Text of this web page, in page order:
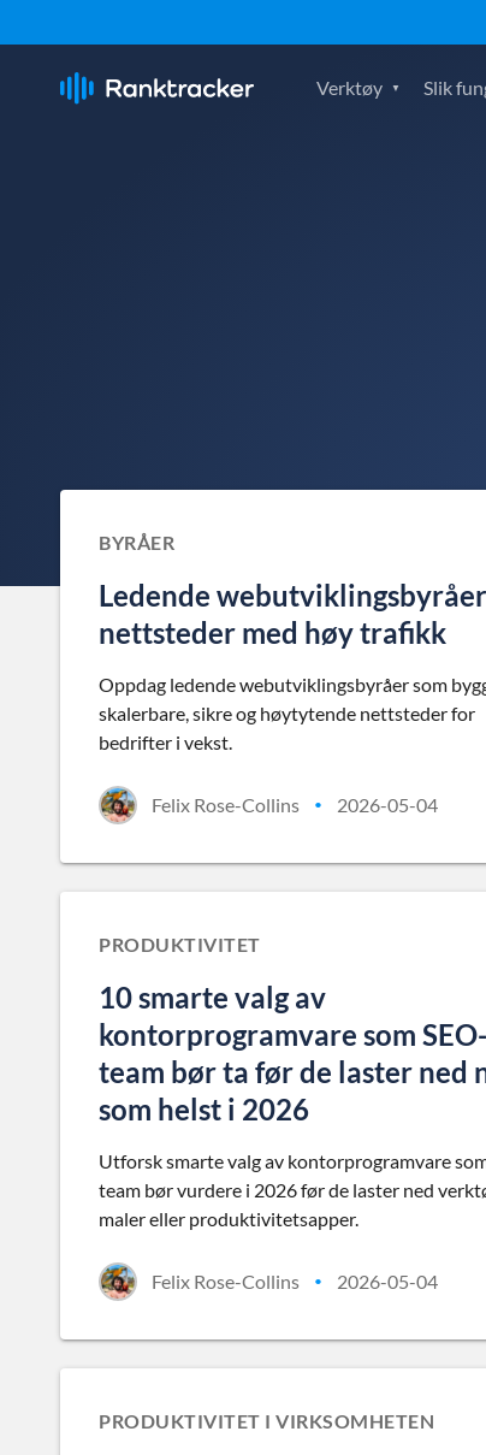
Verktøy Slik
BYRÅER
Ledende
nettsteder med høy trafikk
Oppdag ledende webutviklingsbyråer som
skalerbare, sikre og høytytende nettsteder for
bedrifter i vekst.
Felix Rose-Collins • 2026-05-04
PRODUKTIVITET
10 smarte valg av
kontorprogramvare som SEO-
team bør ta før de laster ned
som helst i 2026
Utforsk smarte valg av kontorprogramvare
team bør vurdere i 2026 før de laster ned
maler eller produktivitetsapper.
Felix Rose-Collins • 2026-05-04
PRODUKTIVITET I VIRKSOMHETEN